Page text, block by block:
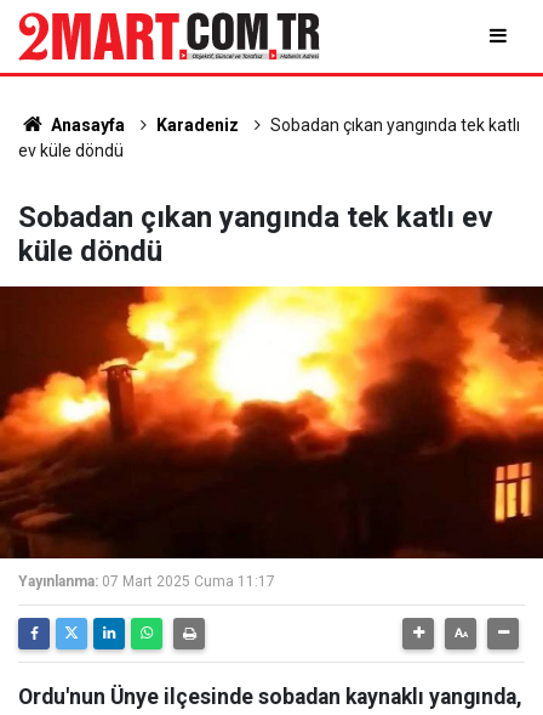
Anasayfa Karadeniz
Sobadan çıkan yangında tek katlı
ev küle döndü
Sobadan çıkan yangında tek katlı ev
küle döndü
Yayınlanma: 07 Mart 2025 Cuma 11:17
Ordu'nun Ünye ilçesinde sobadan kaynaklı yangında,